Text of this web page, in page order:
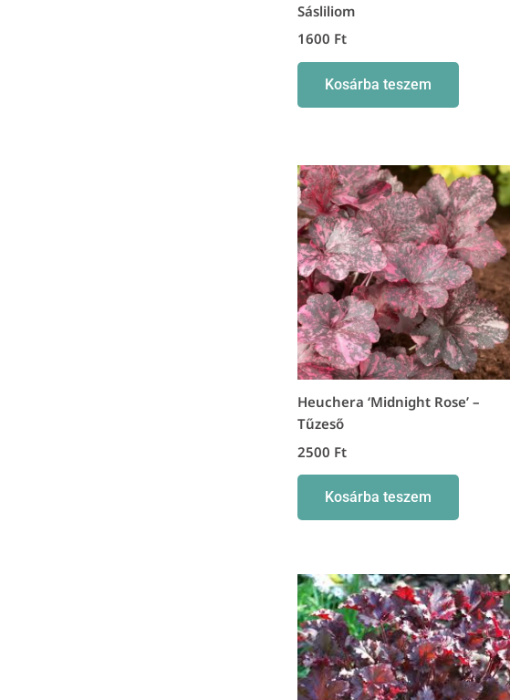
Sásliliom
1600 Ft
Kosárba teszem
Heuchera ‘Midnight Rose’ –
Tűzeső
2500 Ft
Kosárba teszem